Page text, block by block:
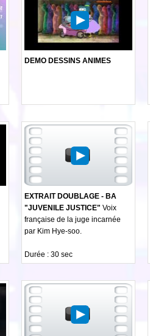
DEMO DESSINS ANIMES
EXTRAIT DOUBLAGE - BA
"JUVENILE JUSTICE" Voix
française de la juge incarnée
par Kim Hye-soo.
Durée : 30 sec